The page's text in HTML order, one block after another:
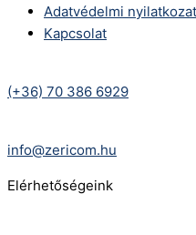
Adatvédelmi nyilatkozat
Kapcsolat
(+36) 70 386 6929
info@zericom.hu
Elérhetőségeink